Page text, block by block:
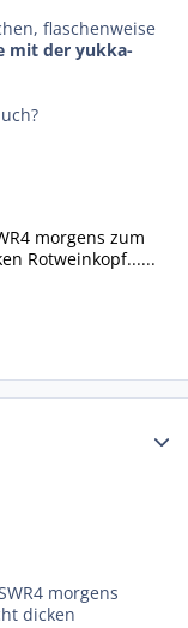
flaschenweise
mit der yukka-
morgens zum
Rotweinkopf......
morgens
dicken